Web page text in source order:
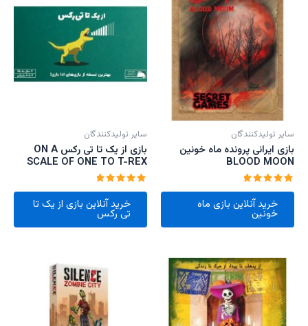
سایر تولیدکنندگان
بازی ایرانی پرونده ماه خونین
BLOOD MOON
امتیاز
5.00خرید آنلاین بازی ماه
خونین
سایر تولیدکنندگان
بازی از یک تا تی رکس ON A
SCALE OF ONE TO T-REX
امتیاز
5.00خرید آنلاین بازی از یک تا
تی رکس